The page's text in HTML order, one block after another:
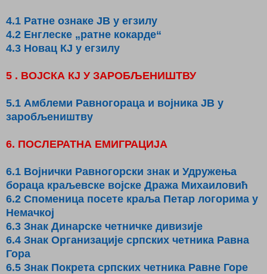
4.1 Ратне ознаке ЈВ у егзилу
4.2 Енглеске „ратне кокарде“
4.3 Новац КЈ у егзилу
5 . ВОЈСКА КЈ У ЗАРОБЉЕНИШТВУ
5.1 Амблеми Равногораца и војника ЈВ у
заробљеништву
6. ПОСЛЕРАТНА ЕМИГРАЦИЈА
6.1 Војнички Равногорски знак и Удружења
бораца краљевске војске Дража Михаиловић
6.2 Споменица посете краља Петар логорима у
Немачкој
6.3 Знак Динарске четничке дивизије
6.4 Знак Организације српских четника Равна
Гора
6.5 Знак Покрета српских четника Равне Горе